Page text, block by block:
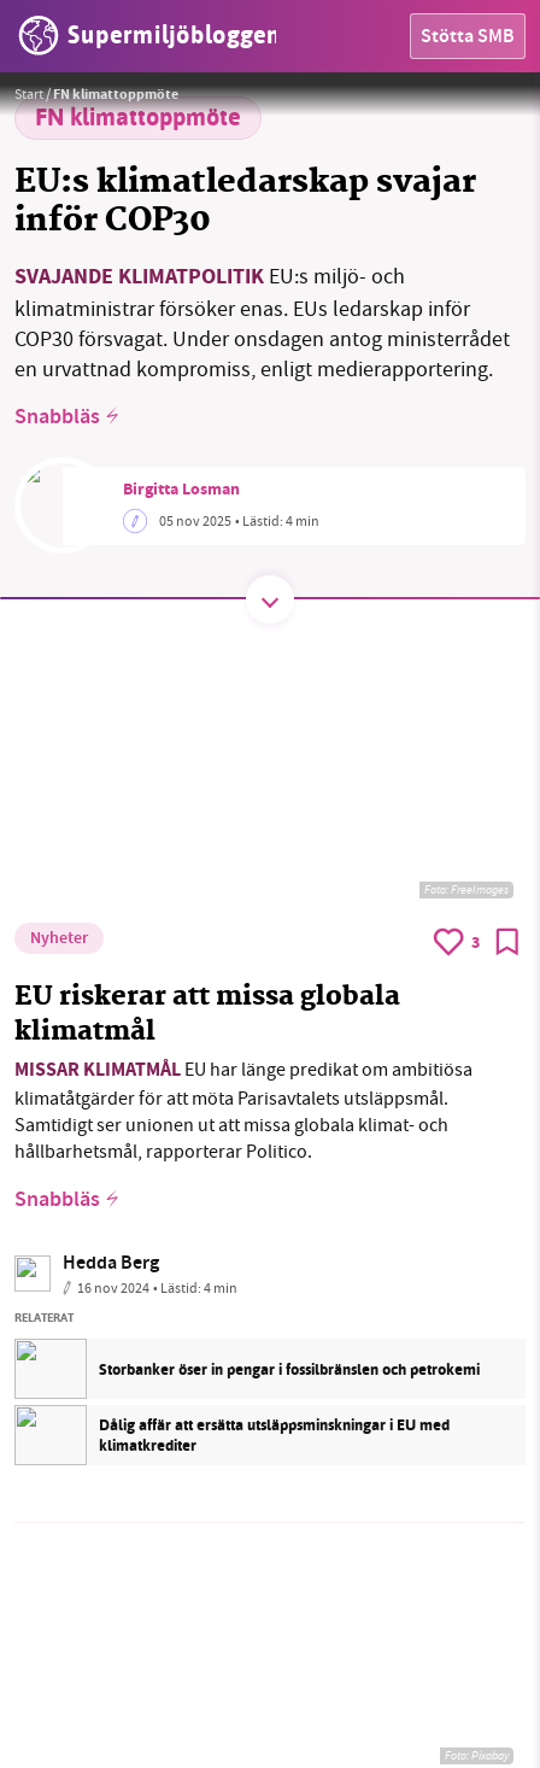
Supermiljöbloggen Stötta SMB
HEM
OMRÅDEN
MILJÖFAKTA
OM OSS
Threads
Start/FN klimattoppmöte
FN klimattoppmöte
EU:s klimatledarskap svajar
inför COP30
SVAJANDE KLIMATPOLITIK EU:s miljö- och
klimatministrar försöker enas. EUs ledarskap inför
COP30 försvagat. Under onsdagen antog ministerrådet
en urvattnad kompromiss, enligt medierapportering.
Snabbläs
Birgitta Losman
05 nov 2025• Lästid:4 min
Foto:UN
Foto:FreeImages
Nyheter 3
EU riskerar att missa globala
klimatmål
MISSAR KLIMATMÅL EU har länge predikat om ambitiösa
klimatåtgärder för att möta Parisavtalets utsläppsmål.
Samtidigt ser unionen ut att missa globala klimat- och
hållbarhetsmål, rapporterar Politico.
Snabbläs
Hedda Berg
16 nov 2024• Lästid:4 min
RELATERAT
Storbanker öser in pengar i fossilbränslen och petrokemi
Dålig affär att ersätta utsläppsminskningar i EU med
klimatkrediter
Foto: Pixabay